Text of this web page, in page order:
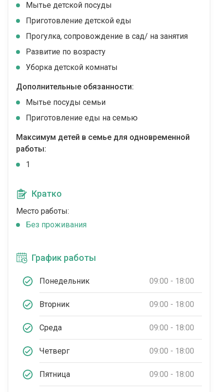
Мытье детской посуды
Приготовление детской еды
Прогулка, сопровождение в сад/ на занятия
Развитие по возрасту
Уборка детской комнаты
Дополнительные обязанности:
Мытье посуды семьи
Приготовление еды на семью
Максимум детей в семье для одновременной
работы:
1
Кратко
Место работы:
Без проживания
График работы
Понедельник 09:00 - 18:00
Вторник 09:00 - 18:00
Среда 09:00 - 18:00
Четверг 09:00 - 18:00
Пятница 09:00 - 18:00